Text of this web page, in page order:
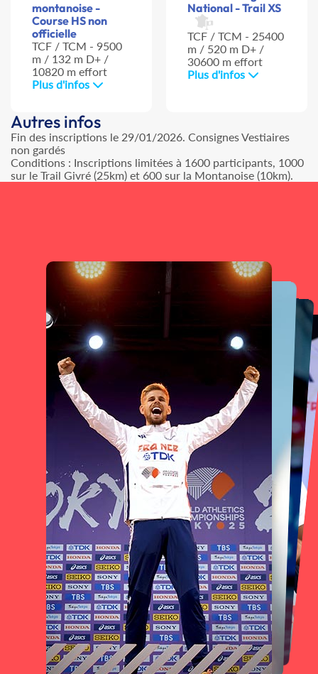
montanoise -
Course HS non
officielle
TCF / TCM - 9500
m / 132 m D+ /
10820 m effort
Plus d'infos
National - Trail XS
TCF / TCM - 25400
m / 520 m D+ /
30600 m effort
Plus d'infos
Autres infos
Fin des inscriptions le 29/01/2026. Consignes Vestiaires
non gardés
Conditions : Inscriptions limitées à 1600 participants, 1000
sur le Trail Givré (25km) et 600 sur la Montanoise (10km).